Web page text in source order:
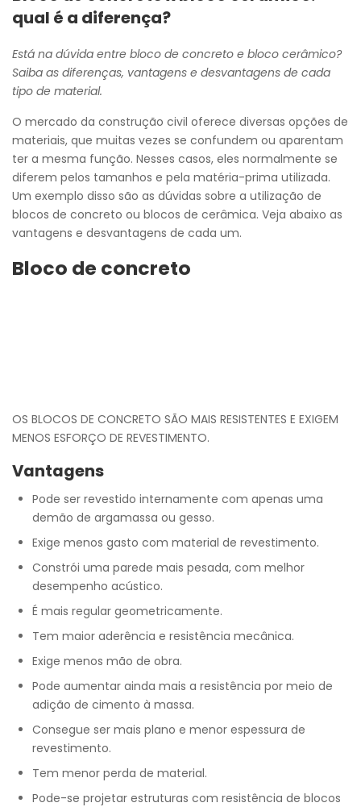
qual é a diferença?
Está na dúvida entre bloco de concreto e bloco cerâmico?
Saiba as diferenças, vantagens e desvantagens de cada
tipo de material.
O mercado da construção civil oferece diversas opções de
materiais, que muitas vezes se confundem ou aparentam
ter a mesma função. Nesses casos, eles normalmente se
diferem pelos tamanhos e pela matéria-prima utilizada.
Um exemplo disso são as dúvidas sobre a utilização de
blocos de concreto ou blocos de cerâmica. Veja abaixo as
vantagens e desvantagens de cada um.
Bloco de concreto
OS BLOCOS DE CONCRETO SÃO MAIS RESISTENTES E EXIGEM
MENOS ESFORÇO DE REVESTIMENTO.
Vantagens
Pode ser revestido internamente com apenas uma
demão de argamassa ou gesso.
Exige menos gasto com material de revestimento.
Constrói uma parede mais pesada, com melhor
desempenho acústico.
É mais regular geometricamente.
Tem maior aderência e resistência mecânica.
Exige menos mão de obra.
Pode aumentar ainda mais a resistência por meio de
adição de cimento à massa.
Consegue ser mais plano e menor espessura de
revestimento.
Tem menor perda de material.
Pode-se projetar estruturas com resistência de blocos